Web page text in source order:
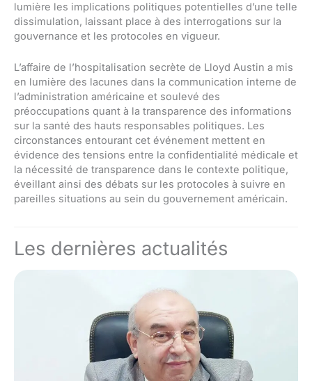
lumière les implications politiques potentielles d’une telle
dissimulation, laissant place à des interrogations sur la
gouvernance et les protocoles en vigueur.
L’affaire de l’hospitalisation secrète de Lloyd Austin a mis
en lumière des lacunes dans la communication interne de
l’administration américaine et soulevé des
préoccupations quant à la transparence des informations
sur la santé des hauts responsables politiques. Les
circonstances entourant cet événement mettent en
évidence des tensions entre la confidentialité médicale et
la nécessité de transparence dans le contexte politique,
éveillant ainsi des débats sur les protocoles à suivre en
pareilles situations au sein du gouvernement américain.
Les dernières actualités